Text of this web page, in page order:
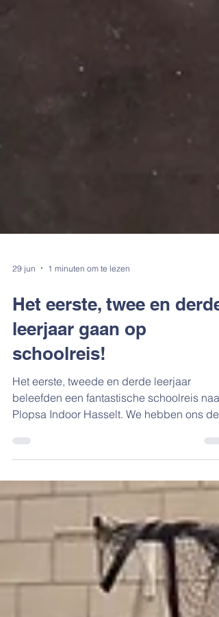
Het eerste, twee en derde
leerjaar gaan op
schoolreis!
Het eerste, tweede en derde leerjaar
beleefden een fantastische schoolreis naar
Plopsa Indoor Hasselt. We hebben ons de
frietjes met een curryworst en als lekkere
afsluiter kregen we nog een ijsje. Tussen
spelen door zochten we verkoeling bij de
fonteinen, waar we heerlijk konden ravotten.
Het was een onvergetelijke dag vol plezier!